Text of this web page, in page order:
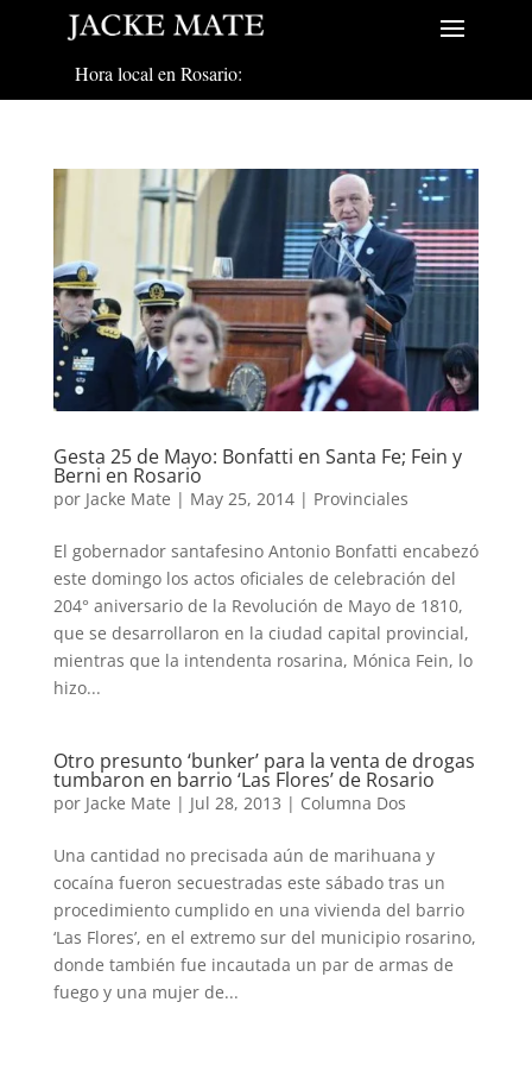
Hora local en Rosario:
Gesta 25 de Mayo: Bonfatti en Santa Fe; Fein y
Berni en Rosario
por Jacke Mate | May 25, 2014| Provinciales
El gobernador santafesino Antonio Bonfatti encabezó
este domingo los actos oficiales de celebración del
204° aniversario de la Revolución de Mayo de 1810,
que se desarrollaron en la ciudad capital provincial,
mientras que la intendenta rosarina, Mónica Fein, lo
hizo...
Otro presunto ‘bunker’ para la venta de drogas
tumbaron en barrio ‘Las Flores’ de Rosario
por Jacke Mate | Jul 28, 2013 | Columna Dos
Una cantidad no precisada aún de marihuana y
cocaína fueron secuestradas este sábado tras un
procedimiento cumplido en una vivienda del barrio
‘Las Flores’, en el extremo sur del municipio rosarino,
donde también fue incautada un par de armas de
fuego y una mujer de...